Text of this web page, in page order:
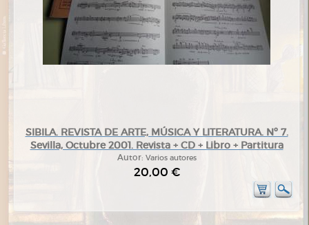
SIBILA. REVISTA DE ARTE, MÚSICA Y LITERATURA. Nº 7.
Sevilla, Octubre 2001. Revista + CD + Libro + Partitura
Autor: Varios autores
20,00 €